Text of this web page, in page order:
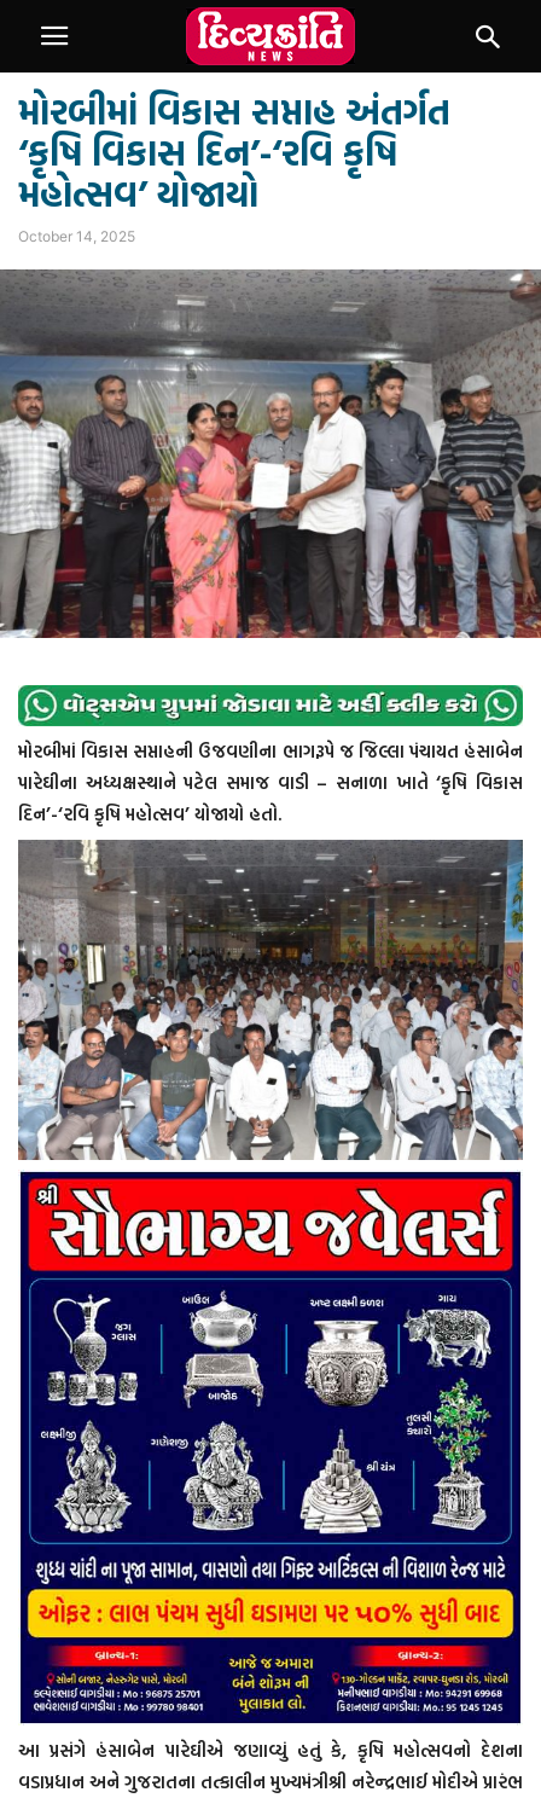
મોરબીમાં વિકાસ સપ્તાહ અંતર્ગત
‘કૃષિ વિકાસ દિન’-‘રવિ કૃષિ
મહોત્સવ’ યોજાયો
October 14, 2025
મોરબીમાં વિકાસ સપ્તાહની ઉજવણીના ભાગરૂપે જ જિલ્લા પંચાયત હંસાબેન
પારેઘીના અધ્યક્ષસ્થાને પટેલ સમાજ વાડી – સનાળા ખાતે ‘કૃષિ વિકાસ
દિન’-‘રવિ કૃષિ મહોત્સવ’ યોજાયો હતો.
આ પ્રસંગે હંસાબેન પારેઘીએ જણાવ્યું હતું કે, કૃષિ મહોત્સવનો દેશના
વડાપ્રધાન અને ગુજરાતના તત્કાલીન મુખ્યમંત્રીશ્રી નરેન્દ્રભાઈ મોદીએ પ્રારંભ